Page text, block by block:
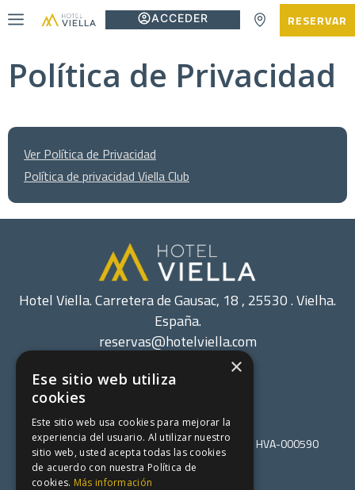
ACCEDER RESERVAR
Política de Privacidad
Ver Política de Privacidad
Política de privacidad Viella Club
Hotel Viella. Carretera de Gausac, 18 , 25530 . Vielha.
España.
reservas@hotelviella.com
© Hotel Viella 2026. Registro establecimiento: HVA-000590
Política de cookies
Política de privacidad
×
Ese sitio web utiliza
cookies
Este sitio web usa cookies para mejorar la
experiencia del usuario. Al utilizar nuestro
sitio web, usted acepta todas las cookies
de acuerdo con nuestra Política de
cookies. Más información